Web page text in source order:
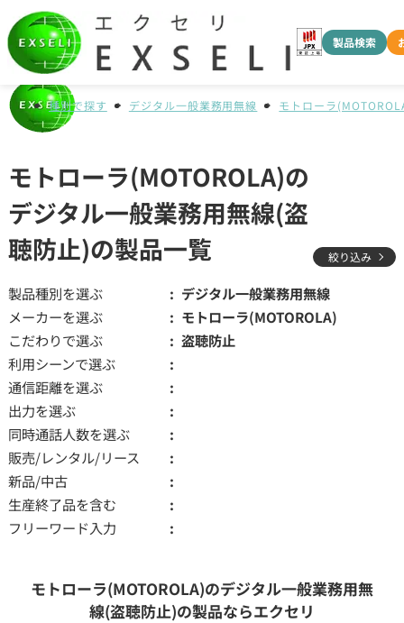
製品検索
種別で探す デジタル一般業務用無線 モトローラ
モトローラ(MOTOROLA)の
デジタル一般業務用無線(盗
聴防止)の製品一覧
絞り込み
製品種別を選ぶ
デジタル一般業務用無線
メーカーを選ぶ
モトローラ(MOTOROLA)
こだわりで選ぶ
盗聴防止
利用シーンで選ぶ
通信距離を選ぶ
出力を選ぶ
同時通話人数を選ぶ
販売/レンタル/リース
新品/中古
生産終了品を含む
フリーワード入力
モトローラ(MOTOROLA)のデジタル一般業務用無
線(盗聴防止)の製品ならエクセリ